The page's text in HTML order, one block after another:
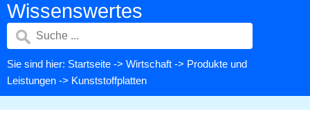
Wissenswertes
Sie sind hier: Startseite -> Wirtschaft -> Produkte und
Leistungen -> Kunststoffplatten